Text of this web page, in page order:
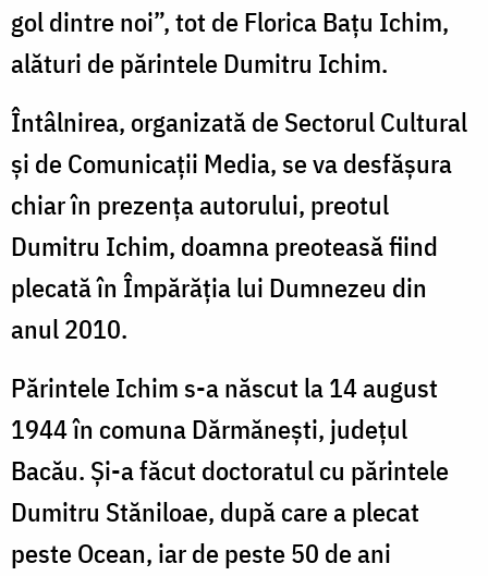
gol dintre noi”, tot de Florica Bațu Ichim,
alături de părintele Dumitru Ichim.
Întâlnirea, organizată de Sectorul Cultural
și de Comunicații Media, se va desfășura
chiar în prezența autorului, preotul
Dumitru Ichim, doamna preoteasă fiind
plecată în Împărăția lui Dumnezeu din
anul 2010.
Părintele Ichim s-a născut la 14 august
1944 în comuna Dărmănești, județul
Bacău. Și-a făcut doctoratul cu părintele
Dumitru Stăniloae, după care a plecat
peste Ocean, iar de peste 50 de ani